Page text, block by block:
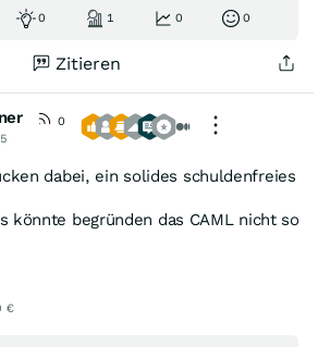
0 1 0 0
Zitieren
0
dabei, ein solides schuldenfreies
könnte begründen das CAML nicht so
€